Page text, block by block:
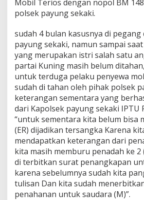
L
I
K
Mobil Terios dengan nopol BM
polsek payung sekaki.
sudah 4 bulan kasusnya di
payung sekaki, namun sampai
yang merupakan istri salah satu
partai Kuning masih belum
untuk terduga pelaku penyewa
sudah di tahan oleh pihak polsek
keterangan sementara yang
dari Kapolsek payung sekaki IPTU
“untuk sementara kita belum bisa
(ER) dijadikan tersangka Karena
mendapatkan keterangan dari
kita masih memburu penadah ke 2
di terbitkan surat penangkapan
karena sebelumnya sudah kita
tulisan Dan kita sudah
penahanan untuk saudara (M)”.